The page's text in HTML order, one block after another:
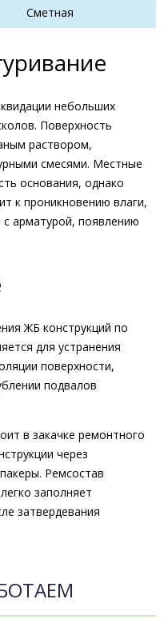
Сметная
небольших
Поверхность
раствором,
смесями. Местные
основания, однако
к проникновению влаги,
арматурой, появлению
ЖБ конструкций по
для устранения
поверхности,
подвалов
в закачке ремонтного
через
Ремсостав
заполняет
затвердевания